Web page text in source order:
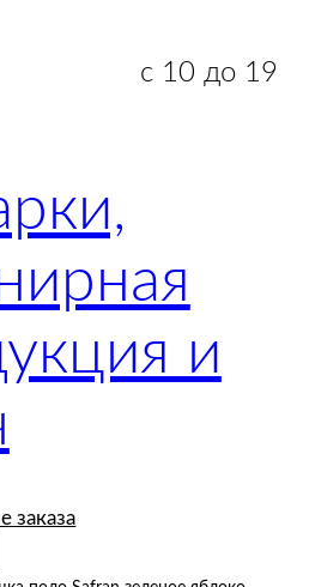
с 10 до 19
и
заказа